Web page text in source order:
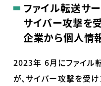
ファイル転送サ
サイバー攻撃を
企業から個人情
2023年 6月にファイル
が、サイバー攻撃を受